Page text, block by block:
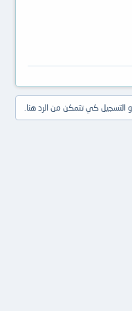
التسجيل كي تتمكن من الرد هنا.